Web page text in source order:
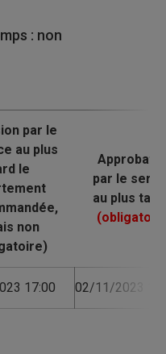
: non
17:00 02/11/2023